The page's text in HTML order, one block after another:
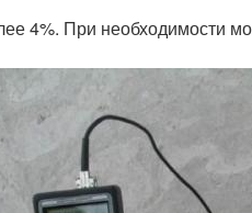
4%. При необходимости